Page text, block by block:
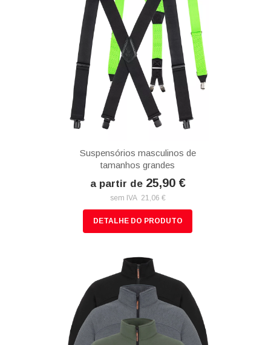
Suspensórios masculinos de
tamanhos grandes
a partir de 25,90 €
sem IVA 21,06 €
DETALHE DO PRODUTO